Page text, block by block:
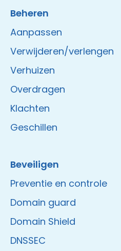
Beheren
Aanpassen
Verwijderen/verlengen
Verhuizen
Overdragen
Klachten
Geschillen
Beveiligen
Preventie en controle
Domain guard
Domain Shield
DNSSEC